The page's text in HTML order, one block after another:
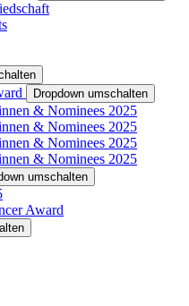
Dropdown umschalten
& Nominees 2025
& Nominees 2025
& Nominees 2025
& Nominees 2025
umschalten
Award